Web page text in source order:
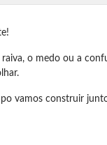
o medo ou a
vamos construir